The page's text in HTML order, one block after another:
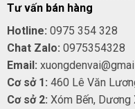
Tư vấn bán hàng
Hotline: 0975 354 328
Chat Zalo: 0975354328
Email:
Cơ sở 1: 460 Lê Văn
Cơ sở 2: Xóm Bến, Dương